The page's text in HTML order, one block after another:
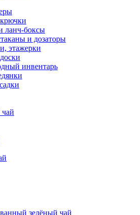
ланч-боксы
и дозаторы
этажерки
инвентарь
зелёный чай